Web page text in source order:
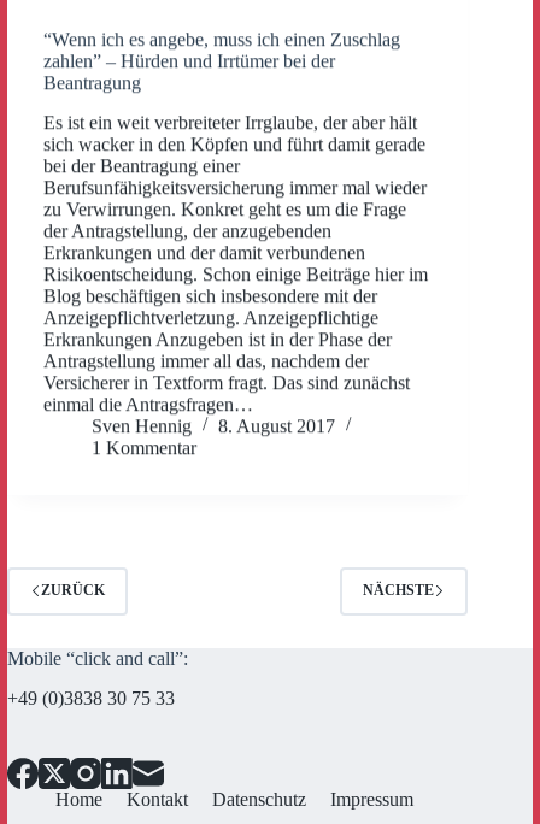
“Wenn ich es angebe, muss ich einen Zuschlag
zahlen” – Hürden und Irrtümer bei der
Beantragung
Es ist ein weit verbreiteter Irrglaube, der aber hält
sich wacker in den Köpfen und führt damit gerade
bei der Beantragung einer
Berufsunfähigkeitsversicherung immer mal wieder
zu Verwirrungen. Konkret geht es um die Frage
der Antragstellung, der anzugebenden
Erkrankungen und der damit verbundenen
Risikoentscheidung. Schon einige Beiträge hier im
Blog beschäftigen sich insbesondere mit der
Anzeigepflichtverletzung. Anzeigepflichtige
Erkrankungen Anzugeben ist in der Phase der
Antragstellung immer all das, nachdem der
Versicherer in Textform fragt. Das sind zunächst
einmal die Antragsfragen…
Sven Hennig
8. August 2017
1 Kommentar
ZURÜCK NÄCHSTE
Mobile “click and call”:
+49 (0)3838 30 75 33
Home Kontakt Datenschutz Impressum